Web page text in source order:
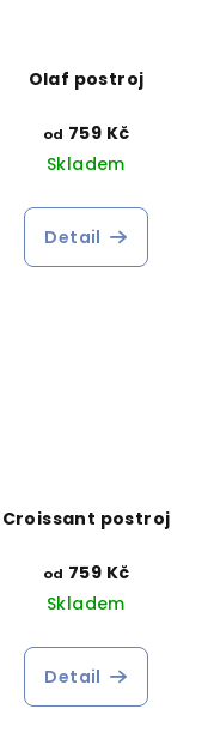
Olaf postroj
od 759 Kč
Skladem
Detail
Croissant postroj
od 759 Kč
Skladem
Detail